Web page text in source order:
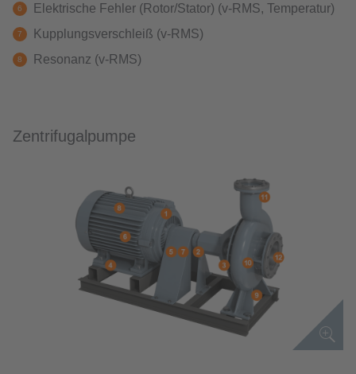
Elektrische Fehler (Rotor/Stator) (v-RMS, Temperatur)
Kupplungsverschleiß (v-RMS)
Resonanz (v-RMS)
Zentrifugalpumpe